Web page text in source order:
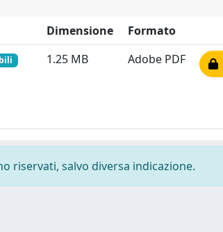
Dimensione
Formato
1.25 MB Adobe PDF
riservati, salvo diversa indicazione.